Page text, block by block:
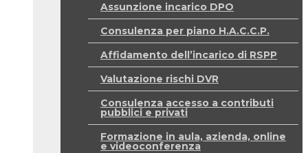
Assunzione incarico DPO
Consulenza per piano H.A.C.C.P.
Affidamento dell’incarico di RSPP
Valutazione rischi DVR
Consulenza accesso a contributi
pubblici e privati
Formazione in aula, azienda, online
e videoconferenza